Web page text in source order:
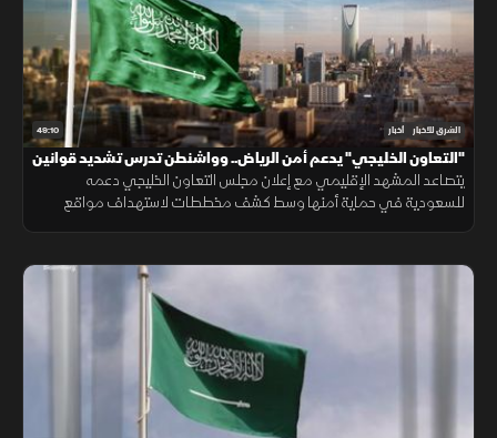
49:10 الشرق للأخبار أخبار
"التعاون الخليجي" يدعم أمن الرياض.. وواشنطن تدرس تشديد قوانين
الهجرة
يتصاعد المشهد الإقليمي مع إعلان مجلس التعاون الخليجي دعمه
للسعودية في حماية أمنها وسط كشف مخططات لاستهداف مواقع